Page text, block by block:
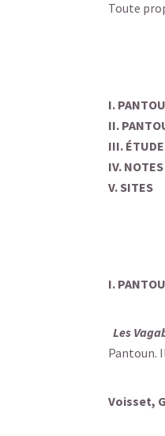
Toute
I.
II.
III.
IV.
V. SITES
I.
Les
Pantoun.
Voisset,